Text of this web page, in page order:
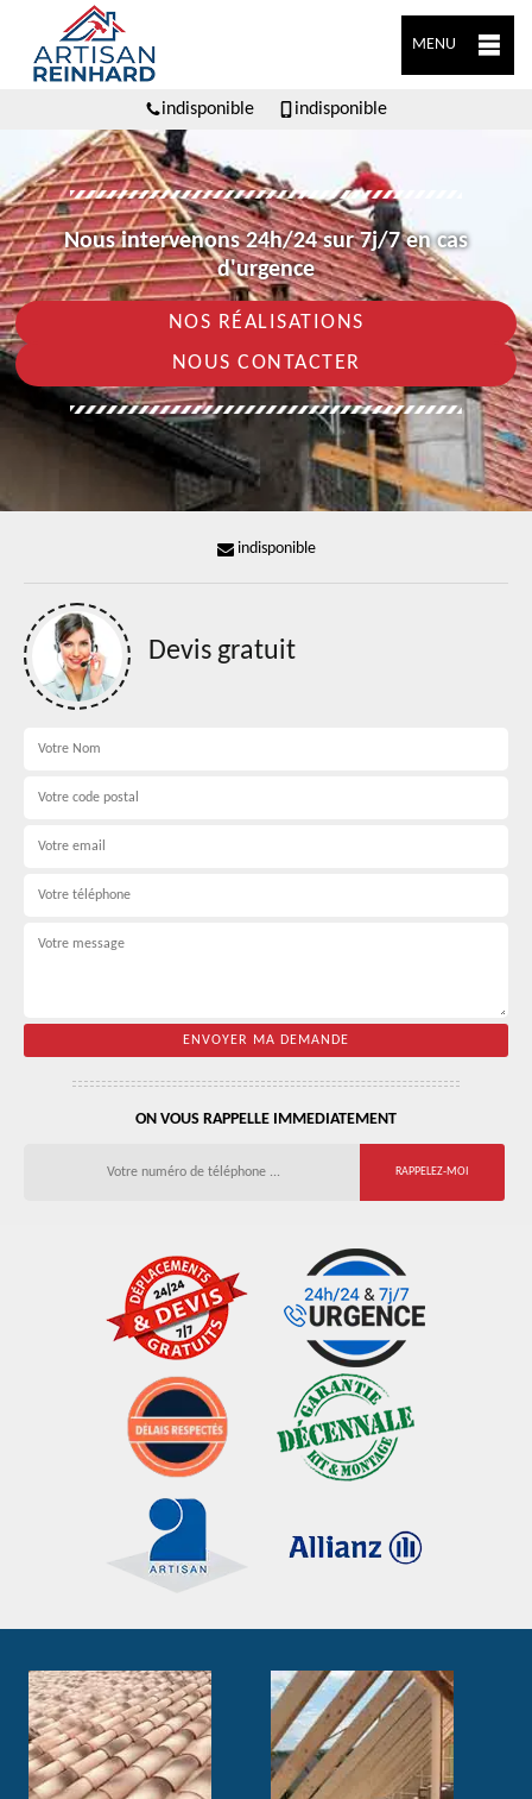
MENU
indisponible indisponible
Nous intervenons 24h/24 sur 7j/7 en cas
d'urgence
NOS RÉALISATIONS
NOUS CONTACTER
indisponible
Devis gratuit
ON VOUS RAPPELLE IMMEDIATEMENT